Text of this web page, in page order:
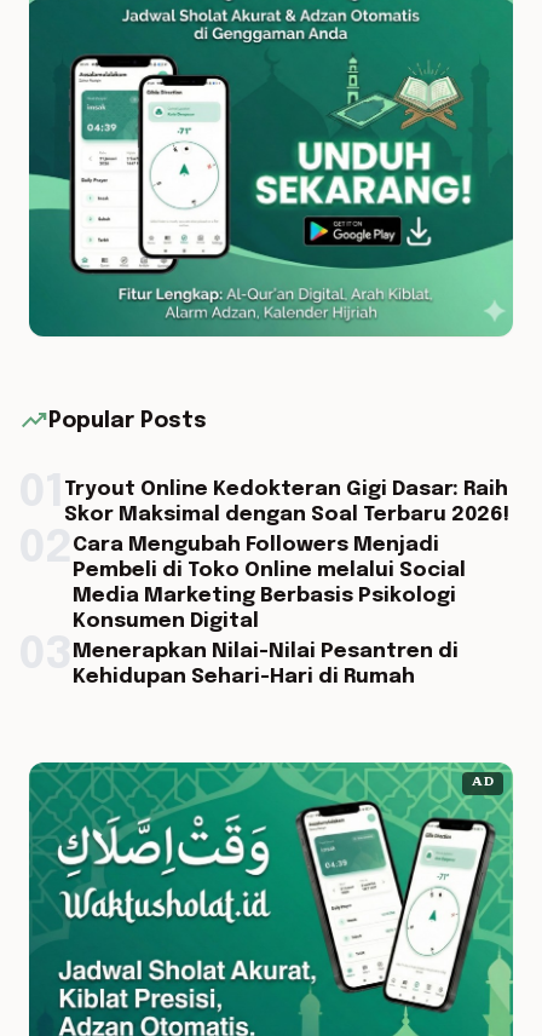
trending_up Popular Posts
Tryout Online Kedokteran Gigi Dasar: Raih
Skor Maksimal dengan Soal Terbaru 2026!
Cara Mengubah Followers Menjadi
Pembeli di Toko Online melalui Social
Media Marketing Berbasis Psikologi
Konsumen Digital
Menerapkan Nilai-Nilai Pesantren di
Kehidupan Sehari-Hari di Rumah
AD